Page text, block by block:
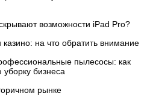
возможности iPad Pro?
на что обратить внимание
пылесосы: как
бизнеса
рынке